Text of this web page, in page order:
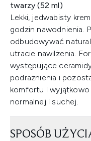
twarzy (52 ml)
Lekki, jedwabisty
godzin nawodnienia.
odbudowywać
utracie nawilżenia.
występujące
podrażnienia i
komfortu i wyjątkowo
normalnej i suchej.
SPOSÓB